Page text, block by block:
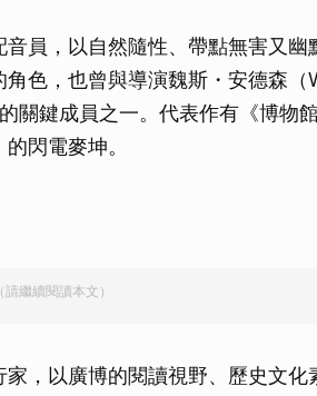
員，以自然隨性、帶點無害又幽
色，也曾與導演魏斯・安德森（
關鍵成員之一。代表作有《博物
閃電麥坤。
請繼續閱讀本文）
，以廣博的閱讀視野、歷史文化